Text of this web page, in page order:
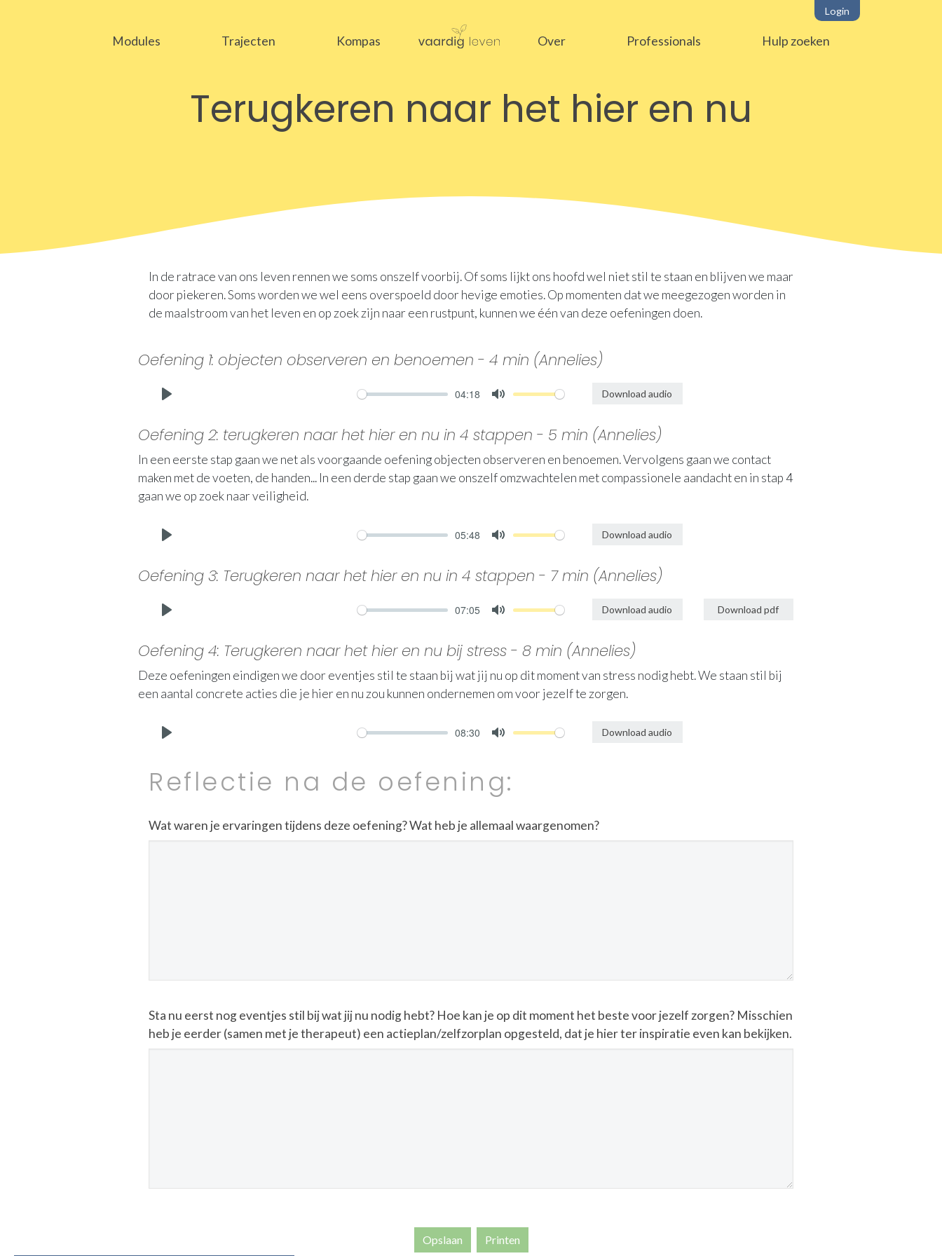
Login
Modules Trajecten Kompas Over Professionals Hulp zoeken
Terugkeren naar het hier en nu
In de ratrace van ons leven rennen we soms onszelf voorbij. Of soms lijkt ons hoofd wel niet stil te staan en blijven we maar
door piekeren. Soms worden we wel eens overspoeld door hevige emoties. Op momenten dat we meegezogen worden in
de maalstroom van het leven en op zoek zijn naar een rustpunt, kunnen we één van deze oefeningen doen.
Oefening 1: objecten observeren en benoemen - 4 min (Annelies)
04:18 Download audio
Oefening 2: terugkeren naar het hier en nu in 4 stappen - 5 min (Annelies)
In een eerste stap gaan we net als voorgaande oefening objecten observeren en benoemen. Vervolgens gaan we contact
maken met de voeten, de handen... In een derde stap gaan we onszelf omzwachtelen met compassionele aandacht en in stap 4
gaan we op zoek naar veiligheid.
05:48 Download audio
Oefening 3: Terugkeren naar het hier en nu in 4 stappen - 7 min (Annelies)
07:05 Download audio Download pdf
Oefening 4: Terugkeren naar het hier en nu bij stress - 8 min (Annelies)
Deze oefeningen eindigen we door eventjes stil te staan bij wat jij nu op dit moment van stress nodig hebt. We staan stil bij
een aantal concrete acties die je hier en nu zou kunnen ondernemen om voor jezelf te zorgen.
08:30 Download audio
Reflectie na de oefening:
Wat waren je ervaringen tijdens deze oefening? Wat heb je allemaal waargenomen?
Sta nu eerst nog eventjes stil bij wat jij nu nodig hebt? Hoe kan je op dit moment het beste voor jezelf zorgen? Misschien
heb je eerder (samen met je therapeut) een actieplan/zelfzorplan opgesteld, dat je hier ter inspiratie even kan bekijken.
Opslaan